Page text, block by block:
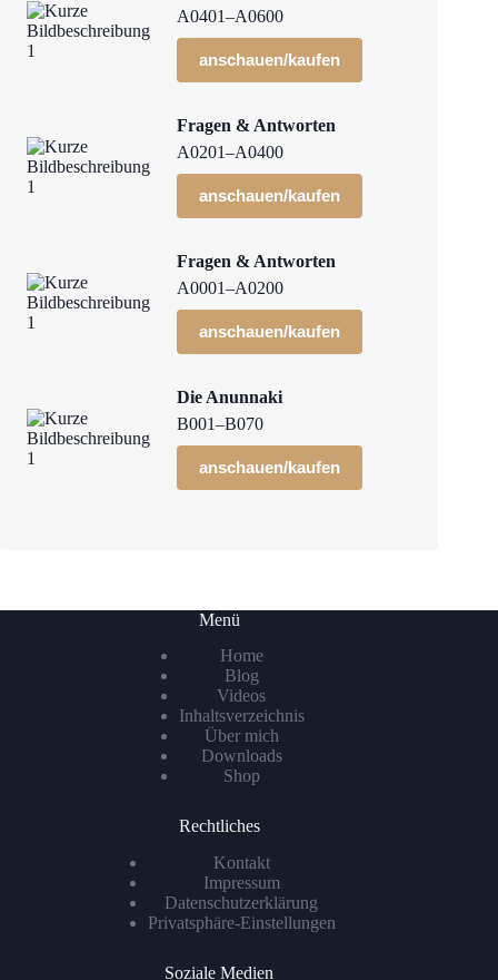
A0401–A0600
anschauen/kaufen
Fragen & Antworten
A0201–A0400
anschauen/kaufen
Fragen & Antworten
A0001–A0200
anschauen/kaufen
Die Anunnaki
B001–B070
anschauen/kaufen
Menü
Home
Blog
Videos
Inhaltsverzeichnis
Über mich
Downloads
Shop
Rechtliches
Kontakt
Impressum
Datenschutzerklärung
Privatsphäre-Einstellungen
Soziale Medien